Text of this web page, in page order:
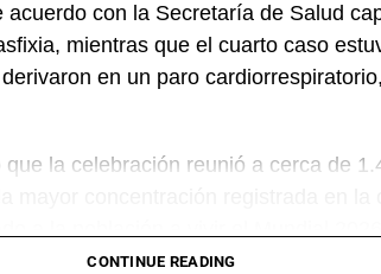
acuerdo con la Secretaría de Salud
mientras que el cuarto caso
en un paro
la celebración reunió a cerca de
masivos.CONTINUE READING